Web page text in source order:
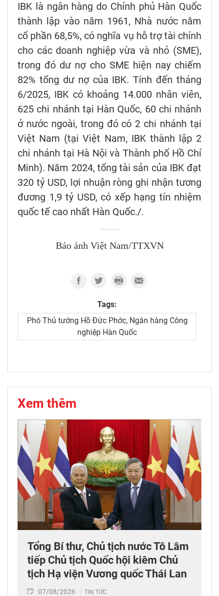
IBK là ngân hàng do Chính phủ Hàn Quốc
thành lập vào năm 1961, Nhà nước nắm
cổ phần 68,5%, có nghĩa vụ hỗ trợ tài chính
cho các doanh nghiệp vừa và nhỏ (SME),
trong đó dư nợ cho SME hiện nay chiếm
82% tổng dư nợ của IBK. Tính đến tháng
6/2025, IBK có khoảng 14.000 nhân viên,
625 chi nhánh tại Hàn Quốc, 60 chi nhánh
ở nước ngoài, trong đó có 2 chi nhánh tại
Việt Nam (tại Việt Nam, IBK thành lập 2
chi nhánh tại Hà Nội và Thành phố Hồ Chí
Minh). Năm 2024, tổng tài sản của IBK đạt
320 tỷ USD, lợi nhuận ròng ghi nhận tương
đương 1,9 tỷ USD, có xếp hạng tín nhiệm
quốc tế cao nhất Hàn Quốc./.
Báo ảnh Việt Nam/TTXVN
Tags:
Phó Thủ tướng Hồ Đức Phớc, Ngân hàng Công
nghiệp Hàn Quốc
Xem thêm
Tổng Bí thư, Chủ tịch nước Tô Lâm
tiếp Chủ tịch Quốc hội kiêm Chủ
tịch Hạ viện Vương quốc Thái Lan
07/08/2026 TIN TỨC